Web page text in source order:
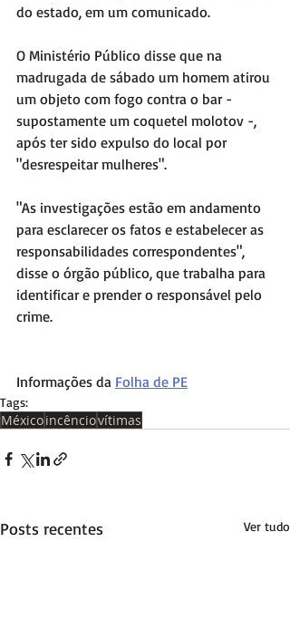
do estado, em um comunicado.
O Ministério Público disse que na
madrugada de sábado um homem atirou
um objeto com fogo contra o bar -
supostamente um coquetel molotov -,
após ter sido expulso do local por
"desrespeitar mulheres".
"As investigações estão em andamento
para esclarecer os fatos e estabelecer as
responsabilidades correspondentes",
disse o órgão público, que trabalha para
identificar e prender o responsável pelo
crime.
Informações da Folha de PE
Tags:
Méxicoincênciovítimas
Posts recentes Ver tudo